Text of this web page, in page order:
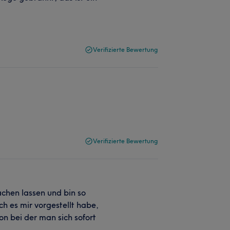
Verifizierte Bewertung
Verifizierte Bewertung
lassen und bin so
es mir vorgestellt habe,
bei der man sich sofort